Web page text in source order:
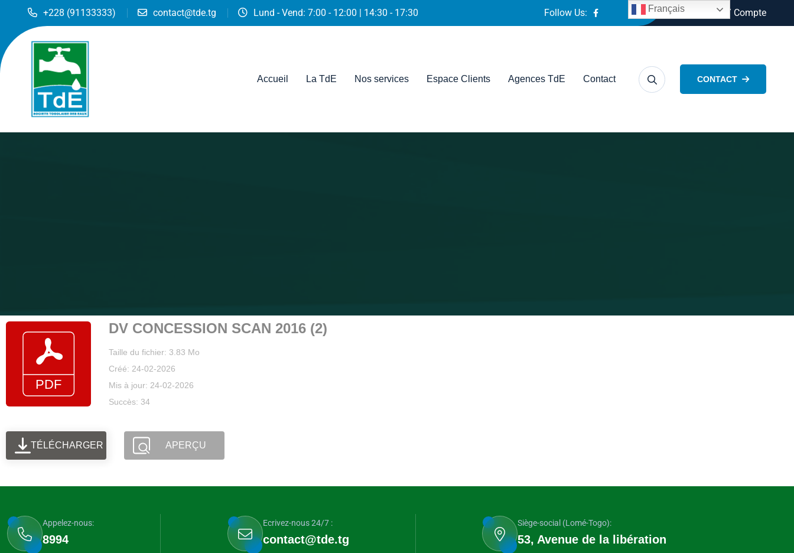
+228 (91133333) contact@tde.tg Lund - Vend: 7:00 - 12:00 | 14:30 - 17:30 Follow Us: Connexion / Compte
Accueil La TdE Nos services Espace Clients Agences TdE Contact CONTACT
DV CONCESSION SCAN 2016 (2)
Taille du fichier: 3.83 Mo
Créé: 24-02-2026
Mis à jour: 24-02-2026
Succès: 34
TÉLÉCHARGER APERÇU
Appelez-nous:
8994
Ecrivez-nous 24/7 :
contact@tde.tg
Siège-social (Lomé-Togo):
53, Avenue de la libération
Français